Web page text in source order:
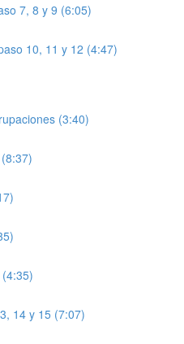
7, 8 y 9 (6:05)
10, 11 y 12 (4:47)
(3:40)
14 y 15 (7:07)